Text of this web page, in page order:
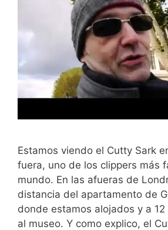
Estamos viendo el Cutty Sark
fuera, uno de los clippers más
mundo. En las afueras de
distancia del apartamento de
donde estamos alojados y a
al museo. Y como explico, el